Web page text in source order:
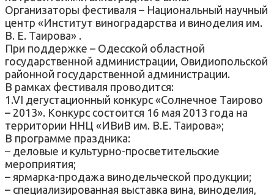
Организаторы фестиваля – Национальный научный
центр «Институт виноградарства и виноделия им.
В. Е. Таирова» .
При поддержке – Одесской областной
государственной администрации, Овидиопольской
районной государственной администрации.
В рамках фестиваля проводится:
1.VI дегустационный конкурс «Солнечное Таирово
– 2013». Конкурс состоится 16 мая 2013 года на
территории ННЦ «ИВиВ им. В.Е. Таирова»;
В программе праздника:
– деловые и культурно-просветительские
мероприятия;
– ярмарка-продажа винодельческой продукции;
– специализированная выставка вина, виноделия,